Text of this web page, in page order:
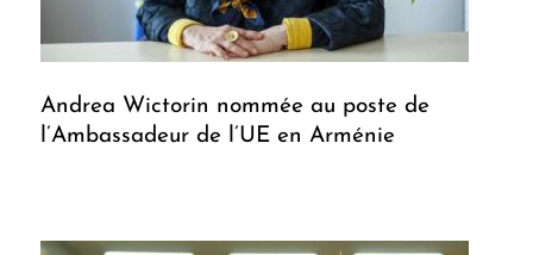
Andrea Wictorin nommée au poste de
l’Ambassadeur de l’UE en Arménie